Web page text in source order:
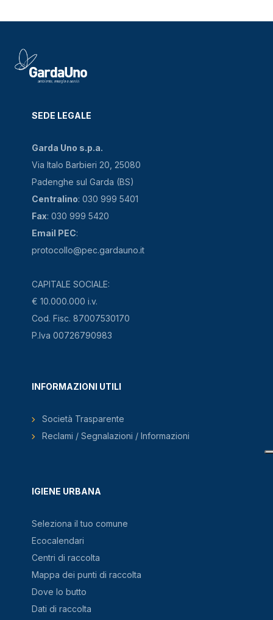
SEDE LEGALE
Garda Uno s.p.a.
Via Italo Barbieri 20, 25080
Padenghe sul Garda (BS)
Centralino: 030 999 5401
Fax: 030 999 5420
Email PEC:
protocollo@pec.gardauno.it
CAPITALE SOCIALE:
€ 10.000.000 i.v.
Cod. Fisc. 87007530170
P.Iva 00726790983
IGIENE URBANA
Seleziona il tuo comune
Ecocalendari
Centri di raccolta
Mappa dei punti di raccolta
Dove lo butto
Dati di raccolta
INFORMAZIONI UTILI
Società Trasparente
Reclami / Segnalazioni / Informazioni